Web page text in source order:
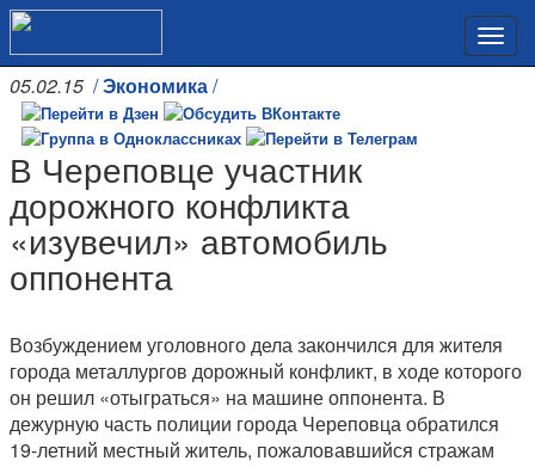
05.02.15 /Экономика/
В Череповце участник
дорожного конфликта
«изувечил» автомобиль
оппонента
Возбуждением уголовного дела закончился для жителя
города металлургов дорожный конфликт, в ходе которого
он решил «отыграться» на машине оппонента. В
дежурную часть полиции города Череповца обратился
19-летний местный житель, пожаловавшийся стражам